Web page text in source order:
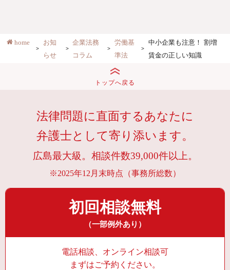
home
お知
らせ
企業法務
コラム
労働基
準法
中小企業も注意！ 割増
賃金の正しい知識
トップへ戻る
法律問題に直面するあなたに
弁護士として寄り添います。
広島最大級。相談件数39,000件以上。
※2025年12月末時点（事務所総数）
初回相談無料
（一部例外あり）
電話相談、オンライン相談可
まずはご予約ください。